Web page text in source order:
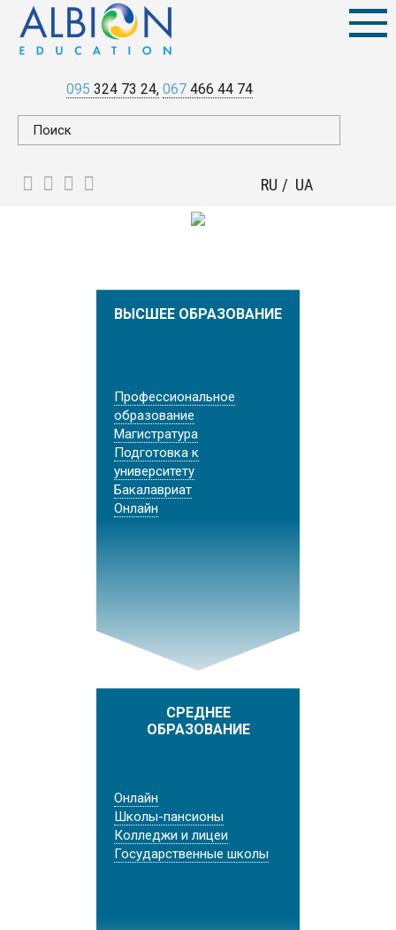
095 324 73 24 067 466 44 74
RU UA
ВЫСШЕЕ ОБРАЗОВАНИЕ
Онлайн
Бакалавриат
Подготовка к
университету
Магистратура
Профессиональное
образование
СРЕДНЕЕ
ОБРАЗОВАНИЕ
Онлайн
Школы-пансионы
Колледжи и лицеи
Государственные школы